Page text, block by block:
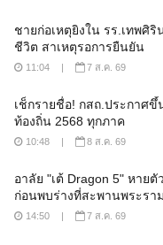
ชายก่อเหตุยิงใน รร.เทพศิ
ชีวิต สาเหตุรอการยืนยัน
11:04 | 7 ส.ค. 69
เช็กรายชื่อ! กสถ.ประกาศ
ท้องถิ่น 2568 ทุกภาค
10:48 | 8 ส.ค. 69
อาลัย "เต้ Dragon 5" หาย
ก่อนพบร่างที่สะพานพระรา
14:50 | 7 ส.ค. 69